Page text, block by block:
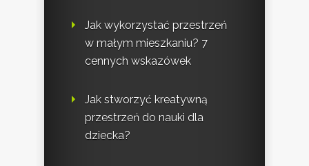
Jak wykorzystać przestrzeń
w małym mieszkaniu? 7
cennych wskazówek
Jak stworzyć kreatywną
przestrzeń do nauki dla
dziecka?